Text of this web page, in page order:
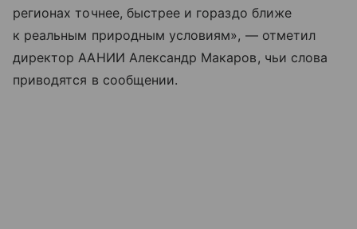
регионах точнее, быстрее и гораздо ближе
к реальным природным условиям», — отметил
директор ААНИИ Александр Макаров, чьи слова
приводятся в сообщении.